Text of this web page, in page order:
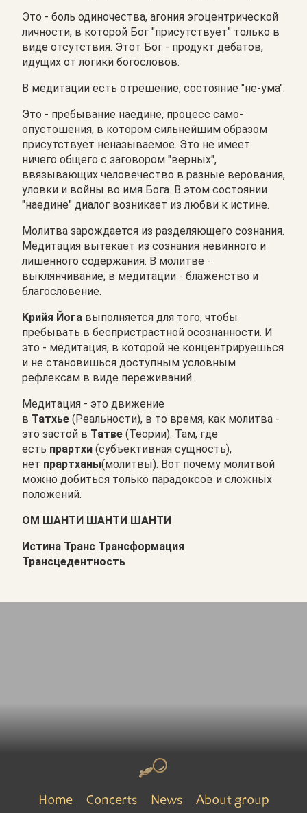
Это - боль одиночества, агония эгоцентрической
личности, в которой Бог "присутствует" только в
виде отсутствия. Этот Бог - продукт дебатов,
идущих от логики богословов.
В медитации есть отрешение, состояние "не-ума".
Это - пребывание наедине, процесс само-
опустошения, в котором сильнейшим образом
присутствует неназываемое. Это не имеет
ничего общего с заговором "верных",
ввязывающих человечество в разные верования,
уловки и войны во имя Бога. В этом состоянии
"наедине" диалог возникает из любви к истине.
Молитва зарождается из разделяющего сознания.
Медитация вытекает из сознания невинного и
лишенного содержания. В молитве -
выклянчивание; в медитации - блаженство и
благословение.
Крийя Йога выполняется для того, чтобы
пребывать в беспристрастной осознанности. И
это - медитация, в которой не концентрируешься
и не становишься доступным условным
рефлексам в виде переживаний.
Медитация - это движение
в Татхье (Реальности), в то время, как молитва -
это застой в Татве (Теории). Там, где
есть прартхи (субъективная сущность),
нет прартханы(молитвы). Вот почему молитвой
можно добиться только парадоксов и сложных
положений.
ОМ ШАНТИ ШАНТИ ШАНТИ
Истина Транс Трансформация
Трансцедентность
Home Concerts News About group